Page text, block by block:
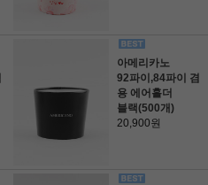
아메리카노
92파이,84파이 겸
용 에어홀더
블랙(500개)
20,900원